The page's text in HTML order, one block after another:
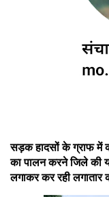
सड़क हादसों के ग्राफ में
का पालन करने जिले की
लगाकर कर रही लगातार